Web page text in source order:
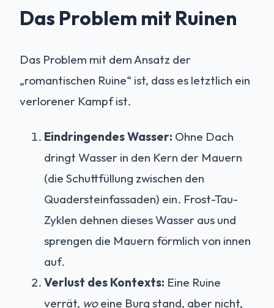
Das Problem mit Ruinen
Das Problem mit dem Ansatz der
„romantischen Ruine“ ist, dass es letztlich ein
verlorener Kampf ist.
Eindringendes Wasser: Ohne Dach
dringt Wasser in den Kern der Mauern
(die Schuttfüllung zwischen den
Quadersteinfassaden) ein. Frost-Tau-
Zyklen dehnen dieses Wasser aus und
sprengen die Mauern förmlich von innen
auf.
Verlust des Kontexts: Eine Ruine
verrät, woeine Burg stand, aber nicht,